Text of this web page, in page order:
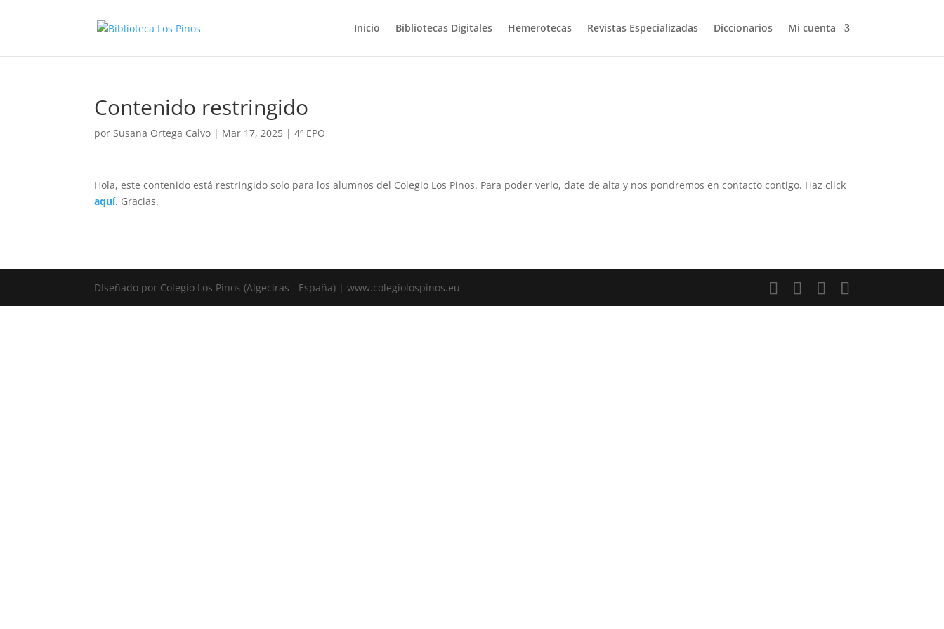
Inicio Bibliotecas Digitales Hemerotecas Revistas Especializadas Diccionarios Mi cuenta
Contenido restringido
porSusana Ortega Calvo | Mar 17, 2025 |4º EPO
Hola, este contenido está restringido solo para los alumnos del Colegio Los Pinos. Para poder verlo, date de alta y nos pondremos en contacto contigo. Haz click
aquí. Gracias.
DIseñado por Colegio Los Pinos (Algeciras - España) | www.colegiolospinos.eu